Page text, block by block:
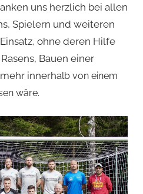
uns herzlich bei allen
Spielern und weiteren
ohne deren Hilfe
Bauen einer
innerhalb von einem
wäre.